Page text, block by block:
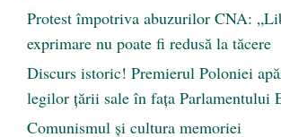
Protest împotriva abuzurilor CNA:
exprimare nu poate fi redusă la tăcere
Discurs istoric! Premierul Poloniei
legilor țării sale în fața Parlamentului
Comunismul şi cultura memoriei